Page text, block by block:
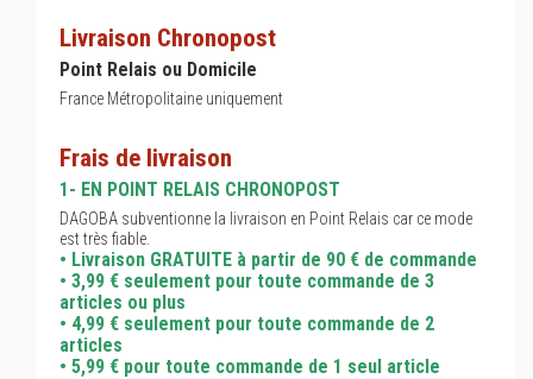
Livraison Chronopost
Point Relais ou Domicile
France Métropolitaine uniquement
Frais de livraison
1- EN POINT RELAIS CHRONOPOST
DAGOBA subventionne la livraison en Point Relais car ce mode
est très fiable.
• Livraison GRATUITE à partir de 90 € de commande
• 3,99 € seulement pour toute commande de 3
articles ou plus
• 4,99 € seulement pour toute commande de 2
articles
• 5,99 € pour toute commande de 1 seul article